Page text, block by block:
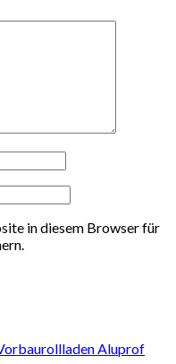
in diesem Browser für